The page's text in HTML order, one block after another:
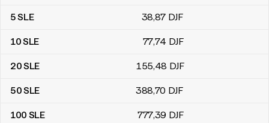
5SLE 38,87 DJF
10SLE 77,74 DJF
20SLE 155,48 DJF
50SLE 388,70 DJF
100 SLE 777,39 DJF